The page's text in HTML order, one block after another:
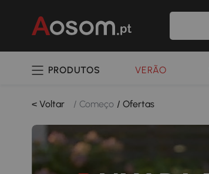
PRODUTOS VERÃO
< Voltar / Começo / Ofertas